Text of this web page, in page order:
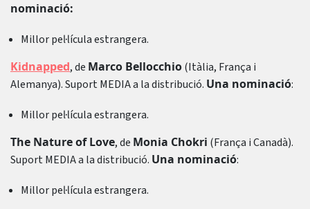
nominació:
Millor pel·lícula estrangera.
Kidnapped, de Marco Bellocchio(Itàlia, França i
Alemanya). Suport MEDIA a la distribució. Una nominació:
Millor pel·lícula estrangera.
The Nature of Love, de Monia Chokri (França i Canadà).
Suport MEDIA a la distribució. Una nominació:
Millor pel·lícula estrangera.